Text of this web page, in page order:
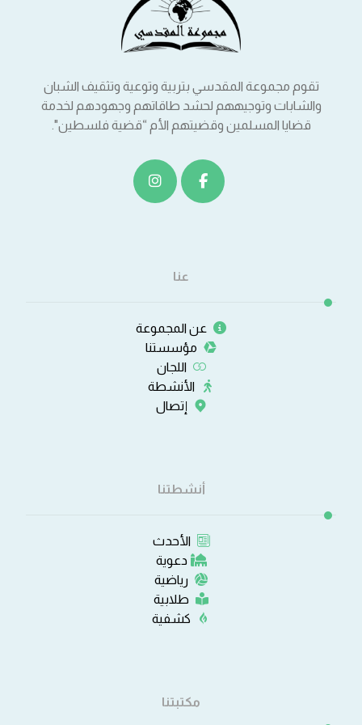
تقوم مجموعة المقدسي بتربية وتوعية وتثقيف الشبان
والشابات وتوجيههم لحشد طاقاتهم وجهودهم لخدمة
قضايا المسلمين وقضيتهم الأم “قضية فلسطين".
عنا
عن المجموعة
مؤسستنا
اللجان
الأنشطة
إتصال
أنشطتنا
الأحدث
دعوية
رياضية
طلابية
كشفية
مكتبتنا